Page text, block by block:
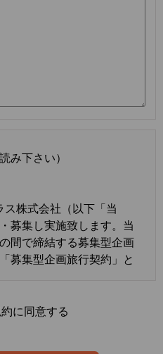
み下さい）
ス株式会社（以下「当
募集し実施致します。当
間で締結する募集型企画
募集型企画旅行契約」と
によるものとします。
に同意する